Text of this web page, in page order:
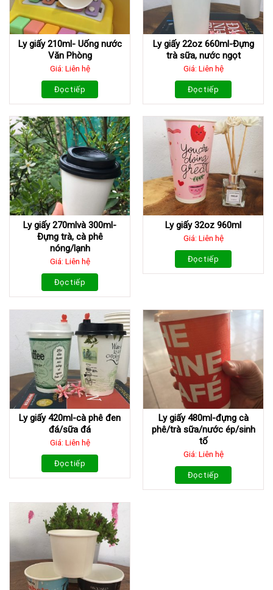
Ly giấy 210ml- Uống nước
Văn Phòng
Giá: Liên hệ
Đọc tiếp
Ly giấy 22oz 660ml-Đựng
trà sữa, nước ngọt
Giá: Liên hệ
Đọc tiếp
Ly giấy 270mlvà 300ml-
Đựng trà, cà phê
nóng/lạnh
Giá: Liên hệ
Đọc tiếp
Ly giấy 32oz 960ml
Giá: Liên hệ
Đọc tiếp
Ly giấy 420ml-cà phê đen
đá/sữa đá
Giá: Liên hệ
Đọc tiếp
Ly giấy 480ml-đựng cà
phê/trà sữa/nước ép/sinh
tố
Giá: Liên hệ
Đọc tiếp